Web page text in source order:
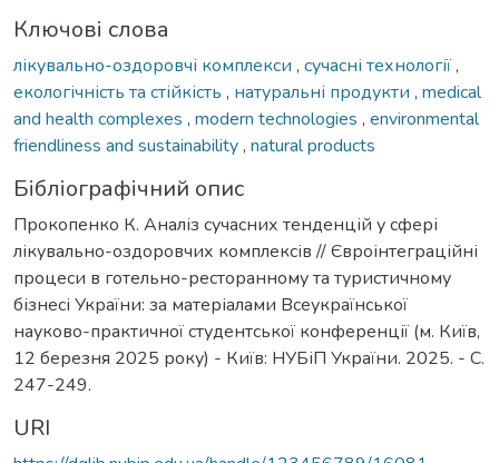
Ключові слова
лікувально-оздоровчі комплекси , сучасні технології,
екологічність та стійкість , натуральні продукти , medical
and health complexes , modern technologies , environmental
friendliness and sustainability, natural products
Бібліографічний опис
Прокопенко К. Аналіз сучасних тенденцій у сфері
лікувально-оздоровчих комплексів // Євроінтеграційні
процеси в готельно-ресторанному та туристичному
бізнесі України: за матеріалами Всеукраїнської
науково-практичної студентської конференції (м. Київ,
12 березня 2025 року) - Київ: НУБіП України. 2025. - С.
247-249.
URI